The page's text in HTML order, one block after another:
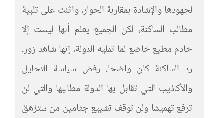
لجهودها والإشادة بمقاربة الحوار، واثنت على تلبية
مطالب الساكنة، لكن الجميع يعلم أنها ليست إلا
خادم مطيع خاضع لما تمليه الدولة، إنها شاهد زور.
رد الساكنة كان واضحا، رفض سياسة التحايل
والأكاذيب التي تقابل بها الدولة مطالبها والتي لن
ترفع تهميشا ولن توقف تشييع جثامين من ستزهق